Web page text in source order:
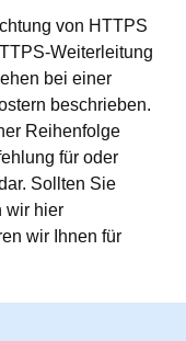
von HTTPS
Weiterleitung
bei einer
beschrieben.
Reihenfolge
für oder
Sollten Sie
wir hier
wir Ihnen für